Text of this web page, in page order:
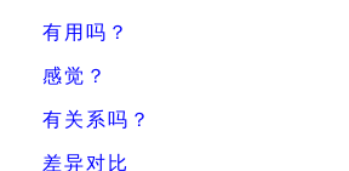
有用吗？
感觉？
有关系吗？
差异对比